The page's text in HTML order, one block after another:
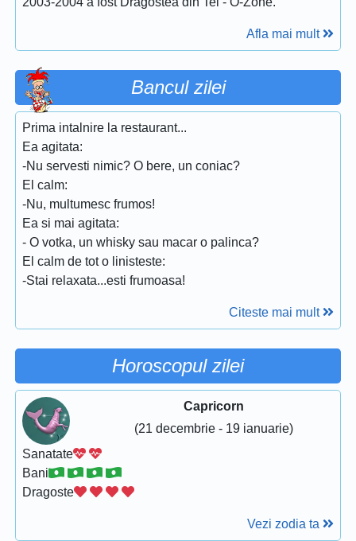
Afla mai mult
Bancul zilei
Prima intalnire la restaurant...
Ea agitata:
-Nu servesti nimic? O bere, un coniac?
El calm:
-Nu, multumesc frumos!
Ea si mai agitata:
- O votka, un whisky sau macar o palinca?
El calm de tot o linisteste:
-Stai relaxata...esti frumoasa!
Citeste mai mult
Horoscopul zilei
Capricorn
(21 decembrie - 19 ianuarie)
Sanatate
Bani
Dragoste
Vezi zodia ta